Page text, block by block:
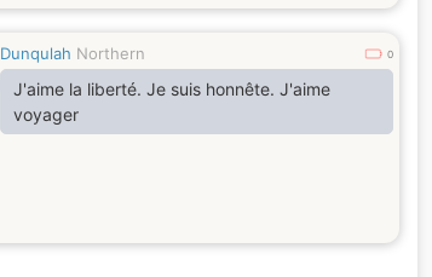
Dunqulah Northern 0
J'aime la liberté. Je suis honnête. J'aime
voyager